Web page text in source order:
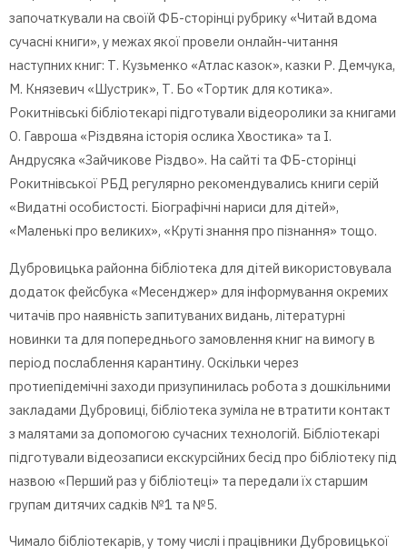
започаткували на своїй ФБ-сторінці рубрику «Читай вдома
сучасні книги», у межах якої провели онлайн-читання
наступних книг: Т. Кузьменко «Атлас казок», казки Р. Демчука,
М. Князевич «Шустрик», Т. Бо «Тортик для котика».
Рокитнівські бібліотекарі підготували відеоролики за книгами
О. Гавроша «Різдвяна історія ослика Хвостика» та І.
Андрусяка «Зайчикове Різдво». На сайті та ФБ-сторінці
Рокитнівської РБД регулярно рекомендувались книги серій
«Видатні особистості. Біографічні нариси для дітей»,
«Маленькі про великих», «Круті знання про пізнання» тощо.
Дубровицька районна бібліотека для дітей використовувала
додаток фейсбука «Meсенджер» для інформування окремих
читачів про наявність запитуваних видань, літературні
новинки та для попереднього замовлення книг на вимогу в
період послаблення карантину. Оскільки через
протиепідемічні заходи призупинилась робота з дошкільними
закладами Дубровиці, бібліотека зуміла не втратити контакт
з малятами за допомогою сучасних технологій. Бібліотекарі
підготували відеозаписи екскурсійних бесід про бібліотеку під
назвою «Перший раз у бібліотеці» та передали їх старшим
групам дитячих садків №1 та №5.
Чимало бібліотекарів, у тому числі і працівники Дубровицької